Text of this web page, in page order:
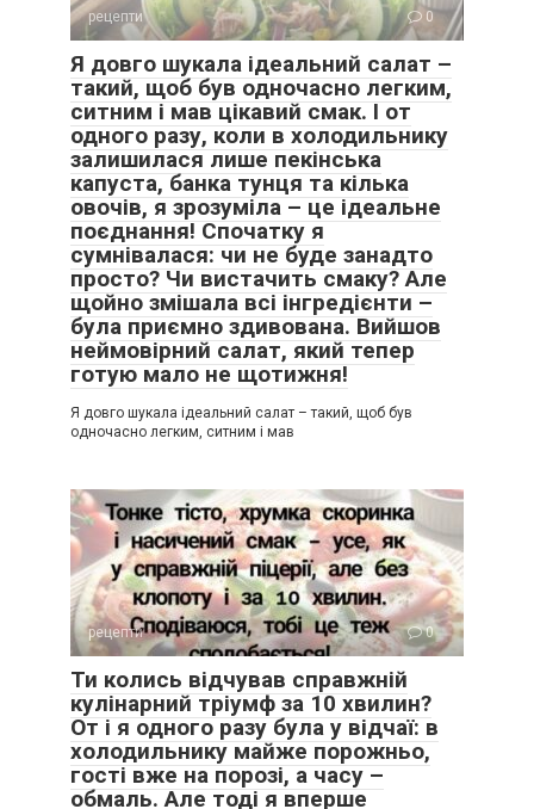
рецепти 0
Я довго шукала ідеальний салат –
такий, щоб був одночасно легким,
ситним і мав цікавий смак. І от
одного разу, коли в холодильнику
залишилася лише пекінська
капуста, банка тунця та кілька
овочів, я зрозуміла – це ідеальне
поєднання! Спочатку я
сумнівалася: чи не буде занадто
просто? Чи вистачить смаку? Але
щойно змішала всі інгредієнти –
була приємно здивована. Вийшов
неймовірний салат, який тепер
готую мало не щотижня!
Я довго шукала ідеальний салат – такий, щоб був
одночасно легким, ситним і мав
рецепти 0
Ти колись відчував справжній
кулінарний тріумф за 10 хвилин?
От і я одного разу була у відчаї: в
холодильнику майже порожньо,
гості вже на порозі, а часу –
обмаль. Але тоді я вперше